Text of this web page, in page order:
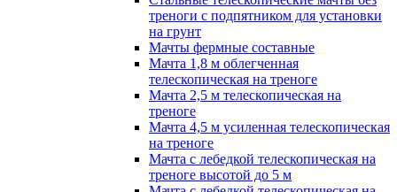
треноги с подпятником для установки
на грунт
Мачты фермные составные
Мачта 1,8 м облегченная
телескопическая на треноге
Мачта 2,5 м телескопическая на
треноге
Мачта 4,5 м усиленная телескопическая
на треноге
Мачта с лебедкой телескопическая на
треноге высотой до 5 м